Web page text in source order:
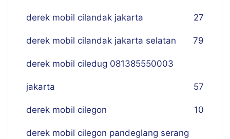
derek mobil cilandak jakarta 27
derek mobil cilandak jakarta selatan 79
derek mobil ciledug 081385550003
jakarta 57
derek mobil cilegon 10
derek mobil cilegon pandeglang serang